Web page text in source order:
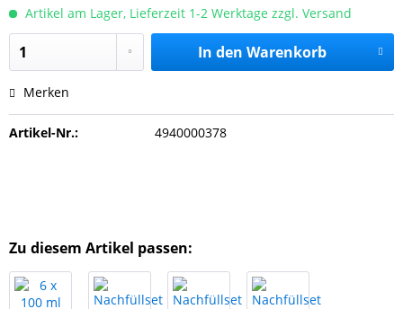
Artikel am Lager, Lieferzeit 1-2 Werktage zzgl. Versand
In den Warenkorb
Merken
Artikel-Nr.: 4940000378
Zu diesem Artikel passen: